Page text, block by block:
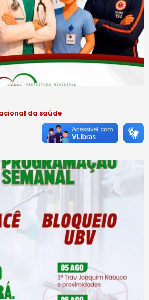
da saúde